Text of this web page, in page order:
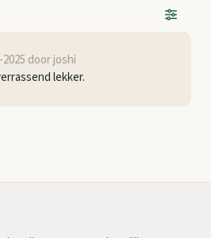
door joshi
lekker.